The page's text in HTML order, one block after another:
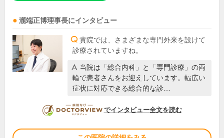
瀧端正博理事長にインタビュー
貴院では、さまざまな専門外来を設けて
診療されていますね。
当院は「総合内科」と「専門診療」の両
輪で患者さんをお迎えしています。幅広い
症状に対応できる総合的な診…
DOCTORVIEW
でインタビュー全文を読む